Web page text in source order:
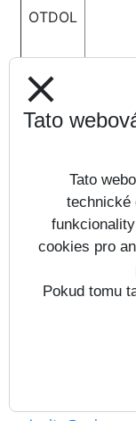
OTDOL
Spuštění
06.03.2024
KAPACITA
Spuštění online
18. 3. 2024.
Zápis Skola Online
Škola před
08.01.2024
v době od
Společně
malování,
close
Tato
Tato
technické
cookies pro
Pokud tomu